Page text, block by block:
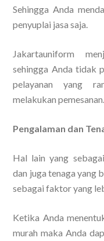
Sehingga Anda
penyuplai jasa saja.
Jakartauniform
sehingga Anda tidak
pelayanan yang
melakukan pemesanan.
Pengalaman dan
Hal lain yang
dan juga tenaga yang
sebagai faktor yang
Ketika Anda
murah maka Anda